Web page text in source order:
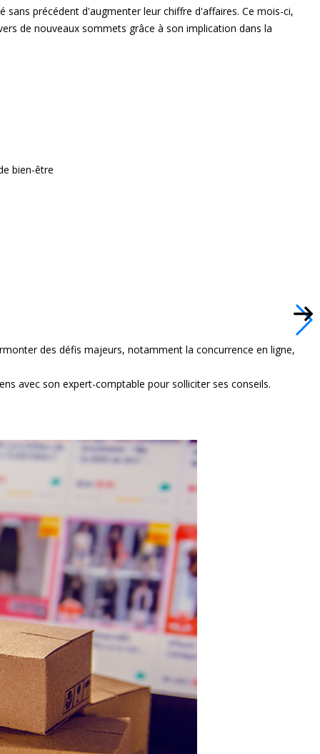
précédent d'augmenter leur chiffre d'affaires. Ce mois-ci,
de nouveaux sommets grâce à son implication dans la
bien-être
des défis majeurs, notamment la concurrence en ligne,
avec son expert-comptable pour solliciter ses conseils.